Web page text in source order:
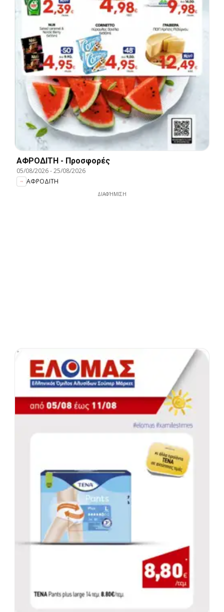
ΑΦΡΟΔΙΤΗ - Προσφορές
05/08/2026-25/08/2026
ΑΦΡΟΔΙΤΗ
ΔΙΑΦΉΜΙΣΗ